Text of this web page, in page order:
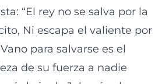
“El rey no se salva por la
Ni escapa el valiente por
para salvarse es el
de su fuerza a nadie